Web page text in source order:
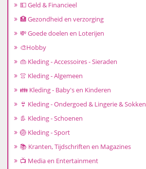
💵 Geld & Financieel
🏥 Gezondheid en verzorging
💸 Goede doelen en Loterijen
🎨Hobby
👜 Kleding - Accessoires - Sieraden
👚 Kleding - Algemeen
👪 Kleding - Baby's en Kinderen
👙 Kleding - Ondergoed & Lingerie & Sokken
👢 Kleding - Schoenen
🏐 Kleding - Sport
📚 Kranten, Tijdschriften en Magazines
📺 Media en Entertainment